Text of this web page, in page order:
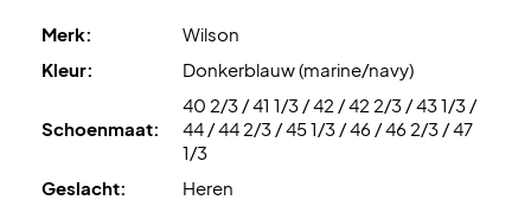
DST+ technologie in de hiel zorgt voor verhoogde
Met Wilson Kaos Swift voel je je zelfverzekerd en sta je
stevig op de tennis- of padelbaan. De buitenzool is uiterst
duurzaam en biedt een goede grip op de baan.
Merk:
Wilson
Kleur:
Donkerblauw (marine/navy)
Schoenmaat:
40 2/3 / 41 1/3 / 42 / 42 2/3 / 43 1/3 /
44 / 44 2/3 / 45 1/3 / 46 / 46 2/3 / 47
1/3
Geslacht:
Heren